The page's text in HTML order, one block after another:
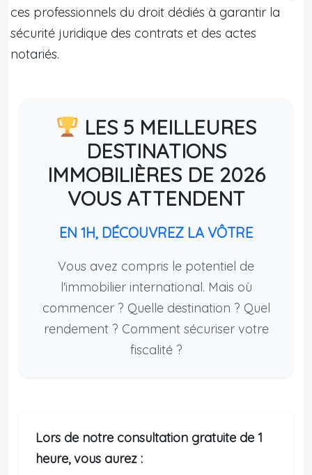
ces professionnels du droit dédiés à garantir la
sécurité juridique des contrats et des actes
notariés.
LES 5 MEILLEURES
DESTINATIONS
IMMOBILIÈRES DE 2026
VOUS ATTENDENT
EN 1H, DÉCOUVREZ LA VÔTRE
Vous avez compris le potentiel de
l'immobilier international. Mais où
commencer ? Quelle destination ? Quel
rendement ? Comment sécuriser votre
fiscalité ?
Lors de notre consultation gratuite de 1
heure, vous aurez :